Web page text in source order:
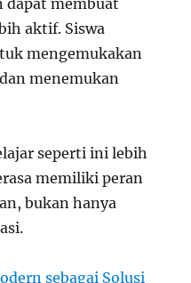
aktif. Siswa
mengemukakan
menemukan
seperti ini lebih
memiliki peran
bukan hanya
sebagai Solusi